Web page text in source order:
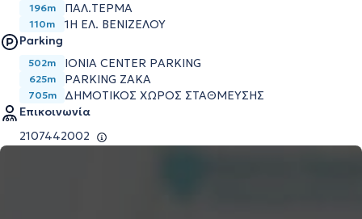
196m ΠΑΛ.ΤΕΡΜΑ
110m
1Η ΕΛ. ΒΕΝΙΖΕΛΟΥ
Parking
502m IONIA CENTER PARKING
625m PARKING ZAKA
705m
ΔΗΜΟΤΙΚΟΣ ΧΩΡΟΣ ΣΤΑΘΜΕΥΣΗΣ
Επικοινωνία
2107442002